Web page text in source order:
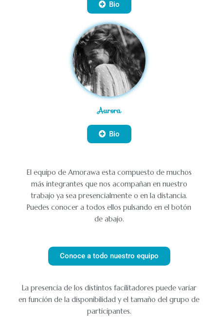
Bio
Aurora
Bio
El equipo de Amorawa esta compuesto de muchos
más integrantes que nos acompañan en nuestro
trabajo ya sea presencialmente o en la distancia.
Puedes conocer a todos ellos pulsando en el botón
de abajo.
Conoce a todo nuestro equipo
La presencia de los distintos facilitadores puede variar
en función de la disponibilidad y el tamaño del grupo de
participantes.